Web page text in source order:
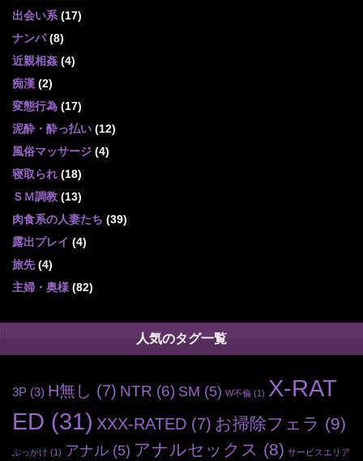
出会い系 (17)
ナンパ(8)
近親相姦 (4)
痴漢 (2)
変態行為 (17)
泥酔・酔っ払い (12)
風俗マッサージ (4)
寝取られ (18)
ＳＭ調教 (13)
肉食系の人妻たち (39)
露出プレイ (4)
旅先(4)
主婦・奥様 (82)
人気のタグ一覧
3P (3) H無し (7) NTR (6) SM (5) W不倫 (1) X-RAT
ED (31) XXX-RATED (7) お掃除フェラ (9)
ぶっかけ (1) アナル (5) アナルセックス (8) サービスエリア